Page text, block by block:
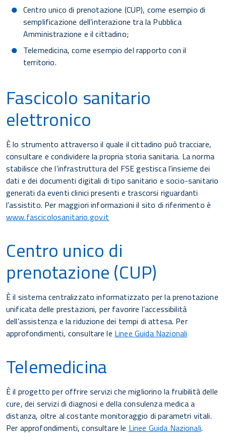
Centro unico di prenotazione (CUP), come esempio di
semplificazione dell’interazione tra la Pubblica
Amministrazione e il cittadino;
Telemedicina, come esempio del rapporto con il
territorio.
Fascicolo sanitario
elettronico
È lo strumento attraverso il quale il cittadino può tracciare,
consultare e condividere la propria storia sanitaria. La norma
stabilisce che l’infrastruttura del FSE gestisca l’insieme dei
dati e dei documenti digitali di tipo sanitario e socio-sanitario
generati da eventi clinici presenti e trascorsi riguardanti
l’assistito. Per maggiori informazioni il sito di riferimento è
www.fascicolosanitario.gov.it
Centro unico di
prenotazione (CUP)
È il sistema centralizzato informatizzato per la prenotazione
unificata delle prestazioni, per favorire l’accessibilità
dell’assistenza e la riduzione dei tempi di attesa. Per
approfondimenti, consultare le Linee Guida Nazionali
Telemedicina
È il progetto per offrire servizi che migliorino la fruibilità delle
cure, dei servizi di diagnosi e della consulenza medica a
distanza, oltre al costante monitoraggio di parametri vitali.
Per approfondimenti, consultare le Linee Guida Nazionali.